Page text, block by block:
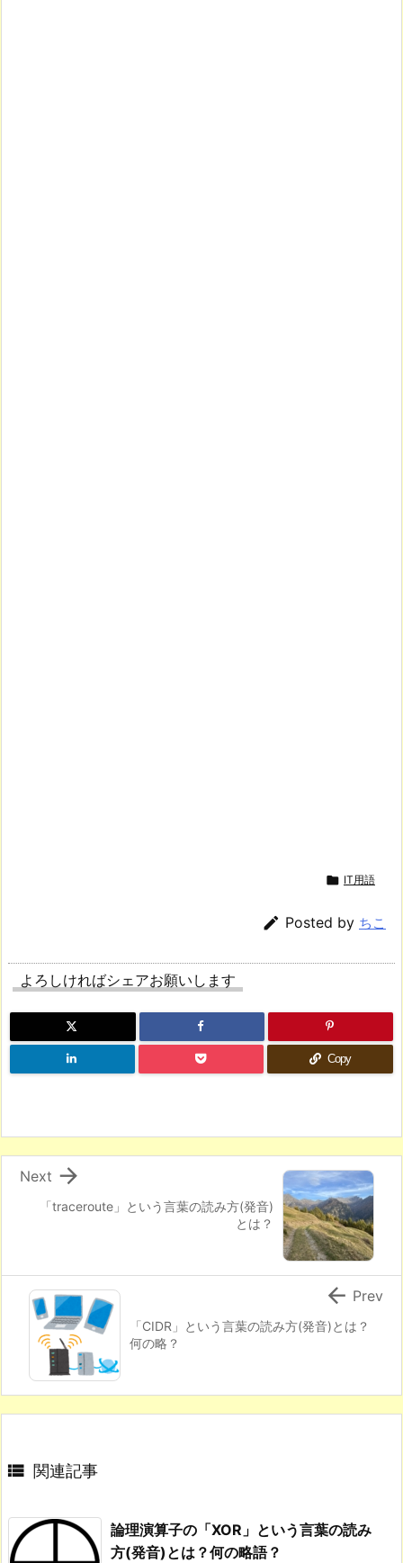
 IT用語
 Posted by ちこ
よろしければシェアお願いします
Copy
「traceroute」という言葉の読み方(発音)
とは？

Next
「CIDR」という言葉の読み方(発音)とは？
何の略？
 Prev
 関連記事
論理演算子の「XOR」という言葉の読み
方(発音)とは？何の略語？